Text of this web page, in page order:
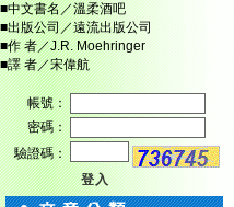
■中文書名／溫柔酒吧
■出版公司／遠流出版公司
■作 者／J.R. Moehringer
■譯 者／宋偉航
帳號：
密碼：
驗證碼：
登入